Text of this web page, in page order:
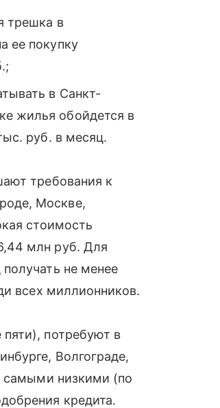
трешка в
ее покупку
в Санкт-
жилья обойдется в
руб. в месяц.
требования к
Москве,
стоимость
млн руб. Для
не менее
всех миллионников.
потребуют в
Волгограде,
самыми низкими (по
кредита.